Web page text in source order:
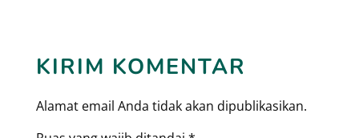
KIRIM KOMENTAR
Alamat email Anda tidak akan dipublikasikan.